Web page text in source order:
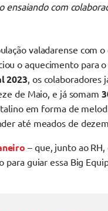
ensaiando com
valadarense com o
o aquecimento para
2023, os colaboradores
de Maio, e já somam
em forma de
até meados de
– que, junto ao
guiar essa Big